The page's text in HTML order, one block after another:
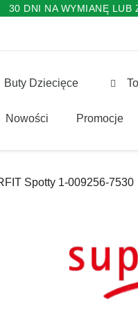
30 DNI NA WYMIANĘ LUB
Buty Dziecięce
Nowości Promocje
Spotty 1-009256-7530